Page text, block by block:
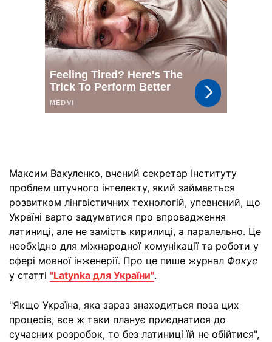
Максим Вакуленко, вчений секретар Інституту
проблем штучного інтелекту, який займається
розвитком лінгвістичних технологій, упевнений, що
Україні варто задуматися про впровадження
латиниці, але не замість кирилиці, а паралельно. Це
необхідно для міжнародної комунікації та роботи у
сфері мовної інженерії. Про це пише журнал Фокус
у статті "Latynka для України".
"Якщо Україна, яка зараз знаходиться поза цих
процесів, все ж таки планує приєднатися до
сучасних розробок, то без латиниці їй не обійтися",